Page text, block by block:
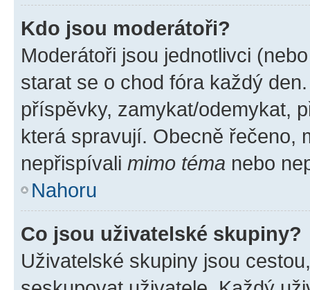
Kdo jsou moderátoři?
Moderátoři jsou jednotlivci
starat se o chod fóra každý
příspěvky, zamykat/odemykat,
která spravují. Obecně řečeno,
nepřispívali mimo téma nebo
Nahoru
Co jsou uživatelské skupiny?
Uživatelské skupiny jsou